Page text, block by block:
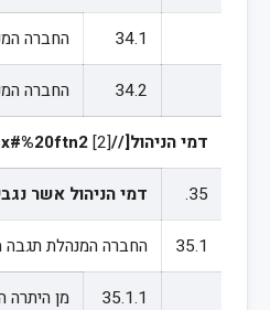
34.1 החברה המנהלת
34.2 החברה המנהלת רשאית
דמי הניהול[//C%3A/Users/Shachar/Documents/5%20busi%20ideas/savey/savey%20onwork/%D7%AA%D7%9B%D7%A0%D7%99%D7%9D%20%D7%9C%D7%90%D7%AA%D7%A8/%D7%95%D7%99%D7%A7%D7%99/hm%20takanongemel.docx#%20ftn2[2]
35. דמי הניהול אשר
35.1 החברה המנהלת תגבה
35.1.1 מן היתרה